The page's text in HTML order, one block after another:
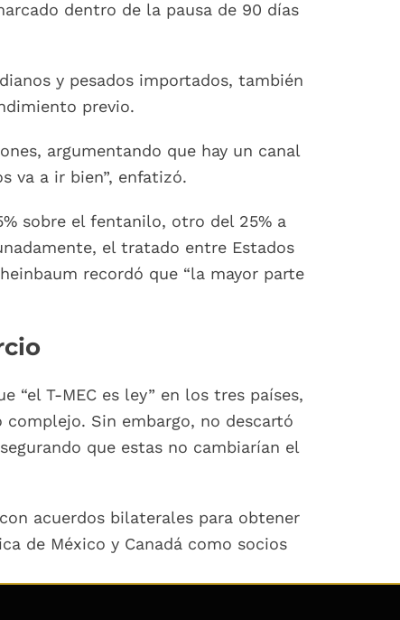
dentro de la pausa de 90 días
y pesados importados, también
previo.
argumentando que hay un canal
va a ir bien”, enfatizó.
sobre el fentanilo, otro del 25% a
el tratado entre Estados
recordó que “la mayor parte
“el T-MEC es ley” en los tres países,
Sin embargo, no descartó
que estas no cambiarían el
acuerdos bilaterales para obtener
de México y Canadá como socios